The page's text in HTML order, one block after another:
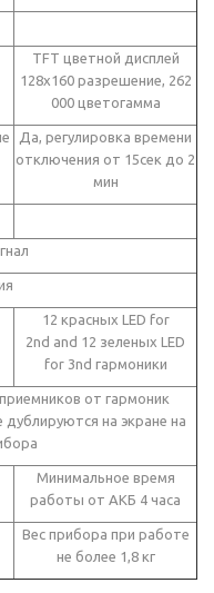
TFT цветной дисплей
128x160 разрешение, 262
000 цветогамма
Да, регулировка времени
отключения от 15сек до 2
мин
12 красных LED for
2nd and 12 зеленых LED
for 3nd гармоники
от гармоник
на экране на
Минимальное время
работы от АКБ 4 часа
Вес прибора при работе
не более 1,8 кг